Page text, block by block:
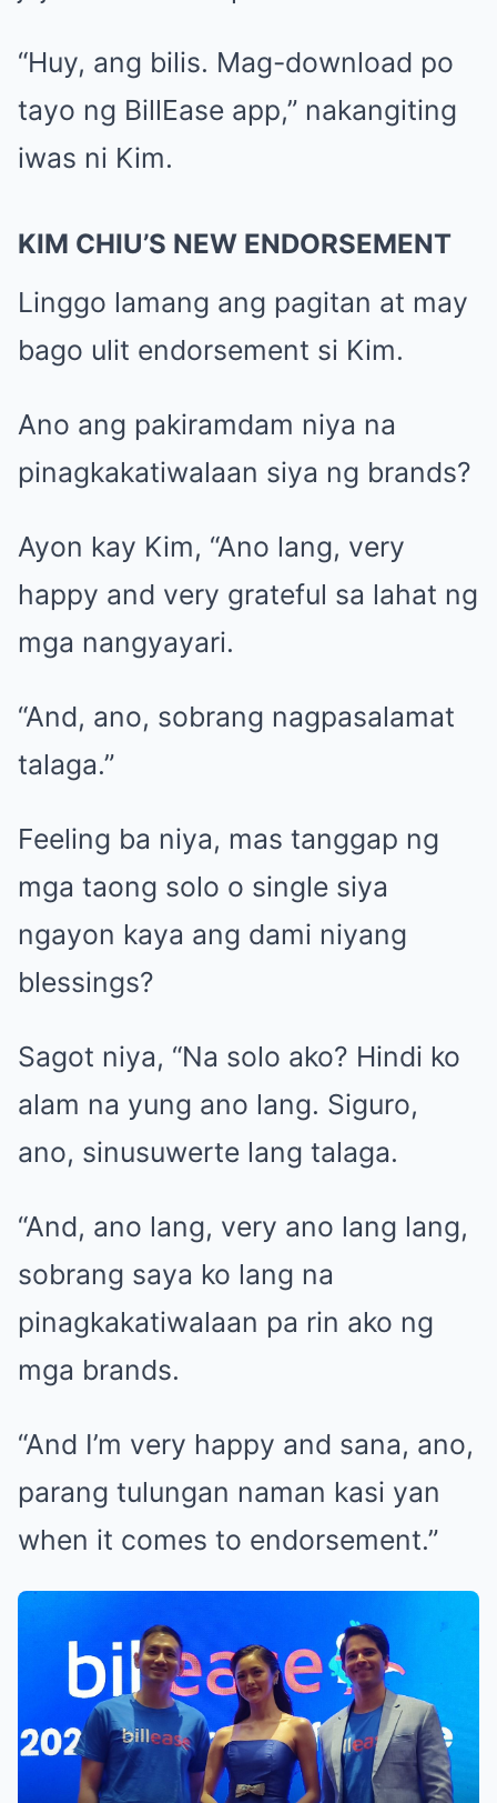
“Huy, ang bilis. Mag-download po
tayo ng BillEase app,” nakangiting
iwas ni Kim.
KIM CHIU’S NEW ENDORSEMENT
Linggo lamang ang pagitan at may
bago ulit endorsement si Kim.
Ano ang pakiramdam niya na
pinagkakatiwalaan siya ng brands?
Ayon kay Kim, “Ano lang, very
happy and very grateful sa lahat ng
mga nangyayari.
“And, ano, sobrang nagpasalamat
talaga.”
Feeling ba niya, mas tanggap ng
mga taong solo o single siya
ngayon kaya ang dami niyang
blessings?
Sagot niya, “Na solo ako? Hindi ko
alam na yung ano lang. Siguro,
ano, sinusuwerte lang talaga.
“And, ano lang, very ano lang lang,
sobrang saya ko lang na
pinagkakatiwalaan pa rin ako ng
mga brands.
“And I’m very happy and sana, ano,
parang tulungan naman kasi yan
when it comes to endorsement.”